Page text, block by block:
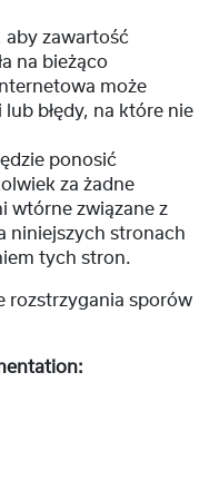
aby zawartość
na bieżąco
może
błędy, na które nie
ponosić
za żadne
wtórne związane z
niniejszych stronach
tych stron.
rozstrzygania sporów